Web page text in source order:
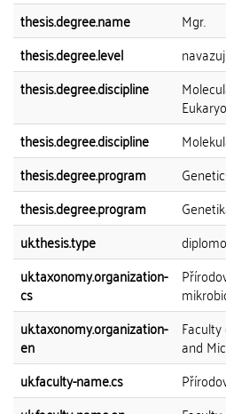
thesis.degree.name
Mgr.
thesis.degree.level
thesis.degree.discipline
thesis.degree.discipline
thesis.degree.program
thesis.degree.program
uk.thesis.type
uk.taxonomy.organization-
cs
uk.taxonomy.organization-
en
and
uk.faculty-name.cs